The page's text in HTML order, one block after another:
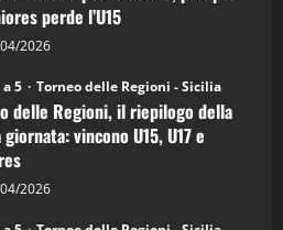
perde l’U15
2026
5 Torneo delle Regioni - Sicilia
delle Regioni, il riepilogo della
vincono U15, U17 e
2026